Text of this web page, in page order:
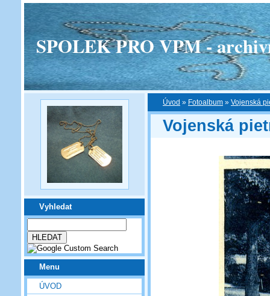
SPOLEK PRO VPM -
Vyhledat
Menu
ÚVOD
Úvod » Fotoalbum » Vojenská
Vojenská